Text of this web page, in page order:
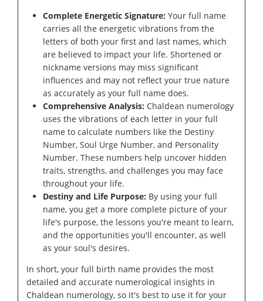
Complete Energetic Signature: Your full name
carries all the energetic vibrations from the
letters of both your first and last names, which
are believed to impact your life. Shortened or
nickname versions may miss significant
influences and may not reflect your true nature
as accurately as your full name does.
Comprehensive Analysis: Chaldean numerology
uses the vibrations of each letter in your full
name to calculate numbers like the Destiny
Number, Soul Urge Number, and Personality
Number. These numbers help uncover hidden
traits, strengths, and challenges you may face
throughout your life.
Destiny and Life Purpose: By using your full
name, you get a more complete picture of your
life's purpose, the lessons you're meant to learn,
and the opportunities you'll encounter, as well
as your soul's desires.
In short, your full birth name provides the most
detailed and accurate numerological insights in
Chaldean numerology, so it's best to use it for your